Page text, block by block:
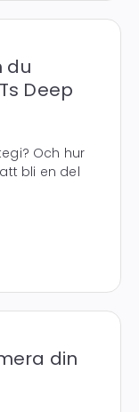
du
Deep
Och hur
bli en del
din